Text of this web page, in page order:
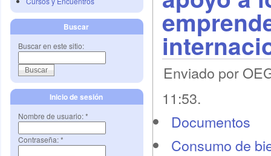
Buscar
Buscar en este sitio:
Inicio de sesión
Nombre de usuario:*
Contraseña:*
Enviado por
11:53.
Documentos
Consumo de